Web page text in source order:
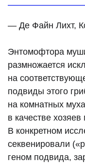
— Де Файн Лихт,
Энтомофтора
размножается
на
подвиды этого
на комнатных
в качестве
В конкретном
секвенировали
геном подвида,